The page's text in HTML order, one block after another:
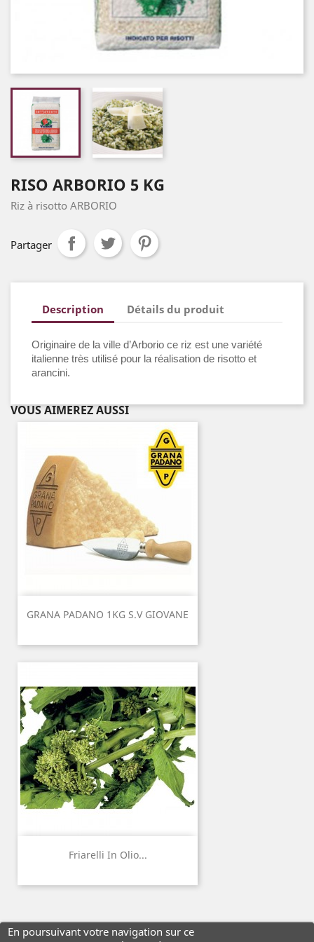
En poursuivant votre navigation sur ce
RISO ARBORIO 5 KG
Riz à risotto ARBORIO
Partager
Description Détails du produit
Originaire de la ville d’Arborio ce riz est une variété
italienne très utilisé pour la réalisation de risotto et
arancini.
VOUS AIMEREZ AUSSI
GRANA PADANO 1KG S.V GIOVANE
Friarelli In Olio...